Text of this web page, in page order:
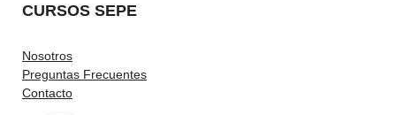
CURSOS SEPE
Nosotros
Preguntas Frecuentes
Contacto